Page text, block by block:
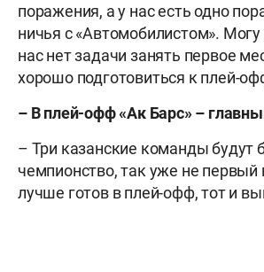
поражения, а у нас есть одно
ничья с «Автомобилистом». Могу
нас нет задачи занять первое
хорошо подготовиться к плей-
– В плей-офф «Ак Барс» –
– Три казанские команды будут
чемпионство, так уже не первый
лучше готов в плей-офф, тот и